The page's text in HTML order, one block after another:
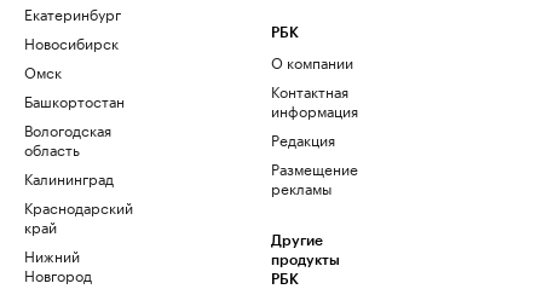
Екатеринбург
Новосибирск
Омск
Башкортостан
Вологодская
область
Калининград
Краснодарский
край
Нижний
Новгород
РБК
О компании
Контактная
информация
Редакция
Размещение
рекламы
Другие
продукты
РБК